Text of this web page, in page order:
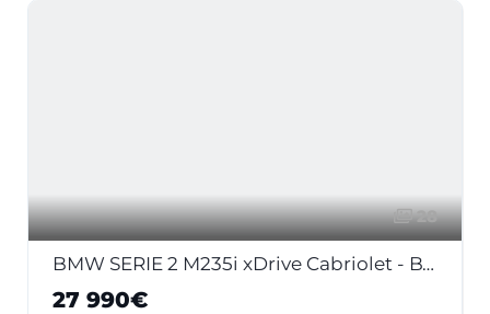
28
BMW SERIE 2 M235i xDrive Cabriolet - BVA Sport CABRIOLET F23 M Performance PHASE 1
27 990€